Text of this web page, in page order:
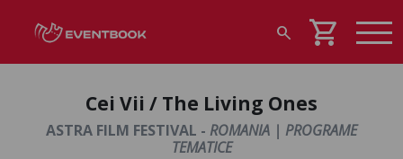
search shopping_cart
Cei Vii / The Living Ones
ASTRA FILM FESTIVAL - ROMANIA | PROGRAME
TEMATICE